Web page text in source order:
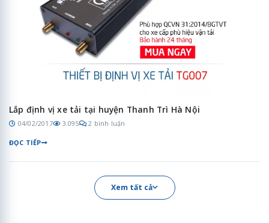
Lắp định vị xe tải tại huyện Thanh Trì Hà Nội
04/02/2017 3.095 2 bình luận
ĐỌC TIẾP
Xem tất cả